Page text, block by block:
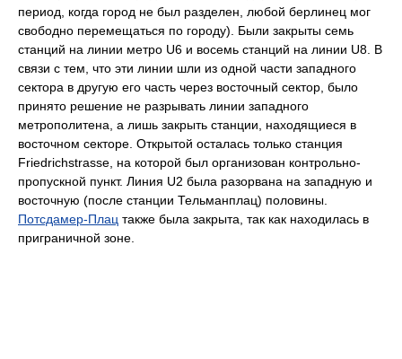
период, когда город не был разделен, любой берлинец мог
свободно перемещаться по городу). Были закрыты семь
станций на линии метро U6 и восемь станций на линии U8. В
связи с тем, что эти линии шли из одной части западного
сектора в другую его часть через восточный сектор, было
принято решение не разрывать линии западного
метрополитена, а лишь закрыть станции, находящиеся в
восточном секторе. Открытой осталась только станция
Friedrichstrasse, на которой был организован контрольно-
пропускной пункт. Линия U2 была разорвана на западную и
восточную (после станции Тельманплац) половины.
Потсдамер-Плац также была закрыта, так как находилась в
приграничной зоне.